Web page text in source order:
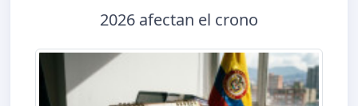
2026 afectan el crono